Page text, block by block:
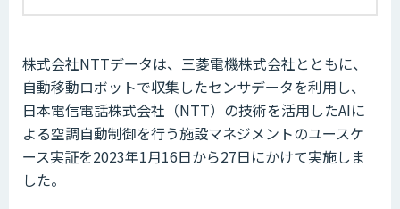
株式会社NTTデータは、三菱電機株式会社とともに、
自動移動ロボットで収集したセンサデータを利用し、
日本電信電話株式会社（NTT）の技術を活用したAIに
よる空調自動制御を行う施設マネジメントのユースケ
ース実証を2023年1月16日から27日にかけて実施しま
した。